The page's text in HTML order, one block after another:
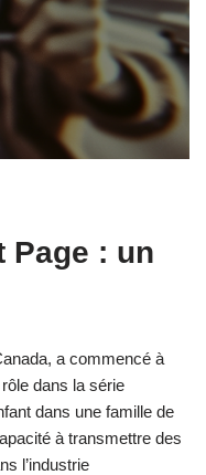
Page : un
a commencé à
dans la série
dans une famille de
à transmettre des
l’industrie